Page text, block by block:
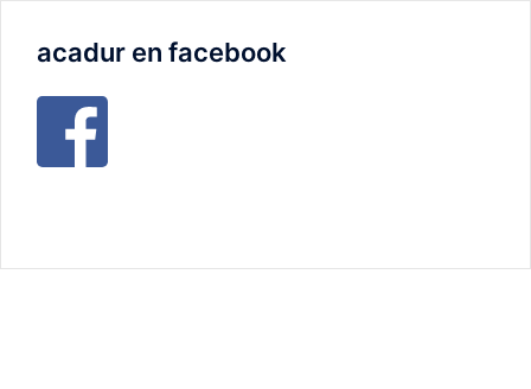
acadur en facebook